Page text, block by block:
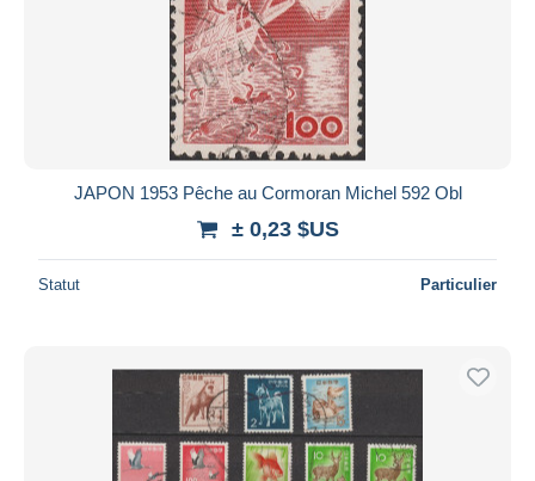
JAPON 1953 Pêche au Cormoran Michel 592 Obl
± 0,23 $US
Statut Particulier